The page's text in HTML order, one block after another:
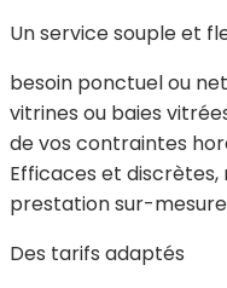
Un service souple et
besoin ponctuel ou
vitrines ou baies
de vos contraintes
Efficaces et discrètes,
prestation sur-
Des tarifs adaptés